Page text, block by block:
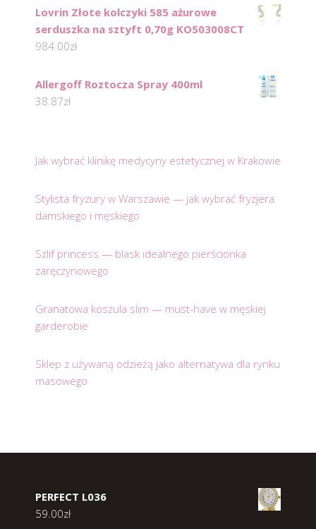
Lovrin Złote kolczyki 585 ażurowe
serduszka na sztyft 0,70g KO503008CT
984.00zł
Allergoff Roztocza Spray 400ml
38.87zł
Jak wybrać klinikę medycyny estetycznej w Krakowie
Stylista fryzury w Warszawie — jak wybrać fryzjera
damskiego i męskiego
Szlif princess — blask idealnego pierścionka
zaręczynowego
Granatowa koszula slim — must-have w męskiej
garderobie
Sklep z używaną odzieżą jako alternatywa dla rynku
masowego
PERFECT L036
59.00zł